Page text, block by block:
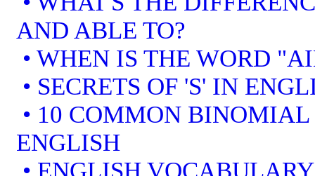
AND ABLE TO?
• WHEN IS THE WORD
• SECRETS OF 'S' IN
• 10 COMMON BINOMIAL
ENGLISH